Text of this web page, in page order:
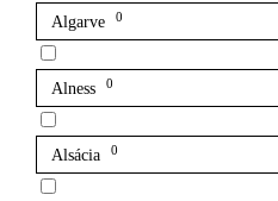
Algarve 0
Alness 0
Alsácia 0